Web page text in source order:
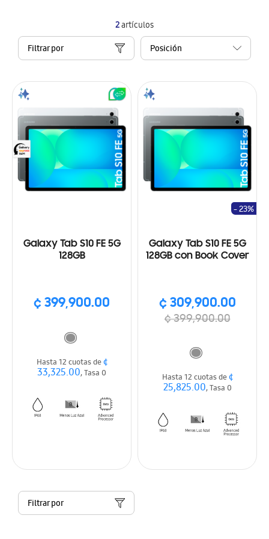
2artículos
Filtrar por
Galaxy Tab S10 FE 5G
128GB
¢ 399,900.00
Hasta 12 cuotas de¢
33,325.00, Tasa 0
Galaxy Tab S10 FE 5G
128GB con Book Cover
¢ 309,900.00
¢ 399,900.00
- 23%
Hasta 12 cuotas de¢
25,825.00, Tasa 0
Filtrar por